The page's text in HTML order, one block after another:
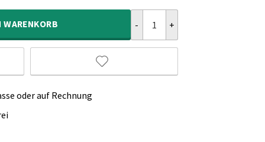
WARENKORB
oder auf Rechnung